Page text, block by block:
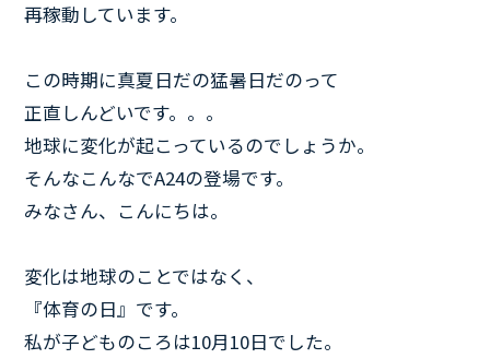
再稼動しています。
この時期に真夏日だの猛暑日だのって
正直しんどいです。。。
地球に変化が起こっているのでしょうか。
そんなこんなでA24の登場です。
みなさん、こんにちは。
変化は地球のことではなく、
『体育の日』です。
私が子どものころは10月10日でした。